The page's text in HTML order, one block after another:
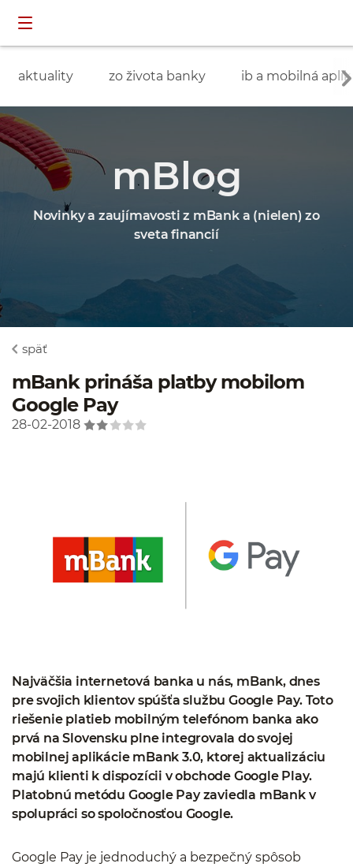
aktuality zo života banky ib a mobilná
mBlog
Novinky a zaujímavosti z mBank a (nielen) zo
sveta financií
späť
mBank prináša platby mobilom
Google Pay
28-02-2018
Najväčšia internetová banka u nás, mBank, dnes
pre svojich klientov spúšťa službu Google Pay. Toto
riešenie platieb mobilným telefónom banka ako
prvá na Slovensku plne integrovala do svojej
mobilnej aplikácie mBank 3.0, ktorej aktualizáciu
majú klienti k dispozícii v obchode Google Play.
Platobnú metódu Google Pay zaviedla mBank v
spolupráci so spoločnosťou Google.
Google Pay je jednoduchý a bezpečný spôsob